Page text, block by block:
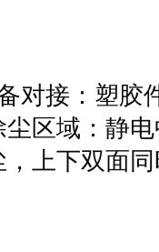
接：塑胶
区域：静
上下双面